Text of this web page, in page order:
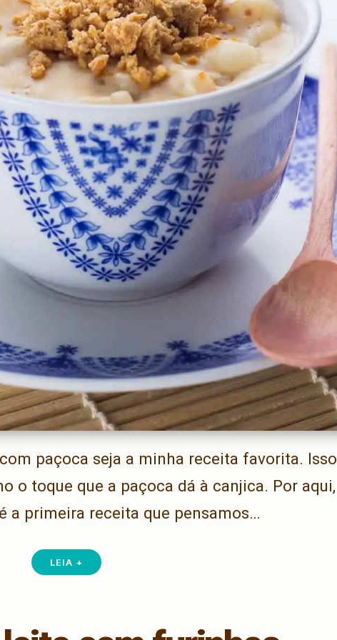
paçoca seja a minha receita favorita. Isso
o toque que a paçoca dá à canjica. Por aqui,
a primeira receita que pensamos…
LEIA +